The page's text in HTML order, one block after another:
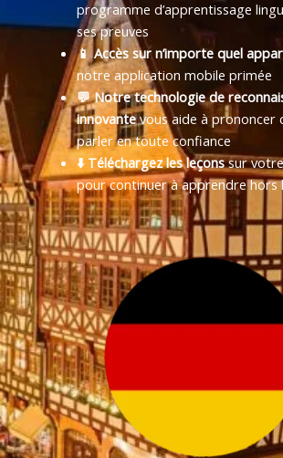
programme d’apprentissage
ses preuves
📱 Accès sur n’importe quel
notre application mobile primée
💬 Notre technologie de
innovantevous aide à prononcer
parler en toute confiance
⬇️ Téléchargez les leçonssur
pour continuer à apprendre hors